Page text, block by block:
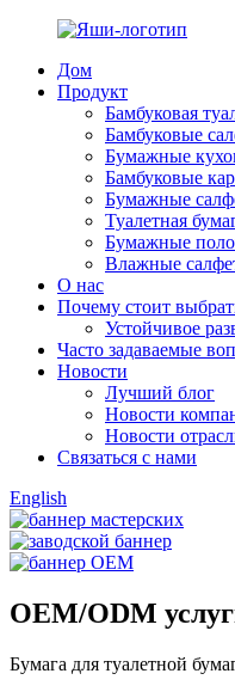
Дом
Продукт
Бамбуковая
Бамбуковые
Бумажные
Бамбуковые
Бумажные
Туалетная
Бумажные
Влажные
О нас
Почему стоит
Устойчивое
Часто задаваемые
Новости
Лучший блог
Новости
Новости
Связаться с нами
English
OEM/ODM
Бумага для туалетной